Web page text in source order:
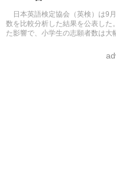
日本英語検定協会（英検）は9
数を比較分析した結果を公表し
た影響で、小学生の志願者数は